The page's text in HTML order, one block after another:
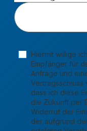
Hiermit willige
Empfänger für
Anfrage und
Vertragsschluss
dass ich diese
die Zukunft per
Widerruf der
der aufgrund